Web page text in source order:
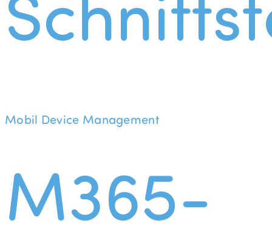
Mobil Device Management
M365-